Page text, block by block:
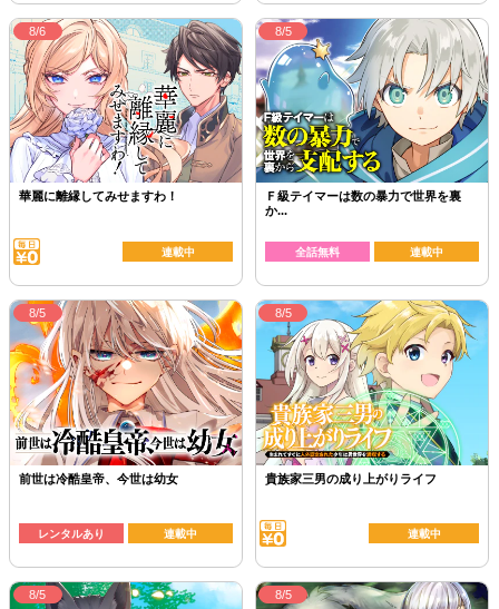
8/6
華麗に離縁してみせますわ！
連載中
8/5
Ｆ級テイマーは数の暴力で世界を裏
か...
全話無料 連載中
8/5
前世は冷酷皇帝、今世は幼女
レンタルあり 連載中
8/5
貴族家三男の成り上がりライフ
連載中
8/5 8/5